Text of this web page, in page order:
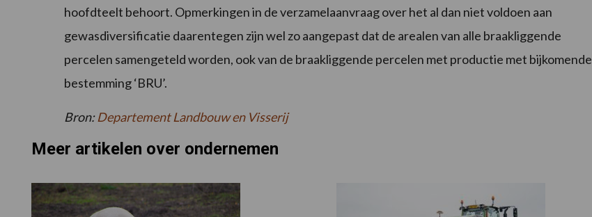
hoofdteelt behoort. Opmerkingen in de verzamelaanvraag over het al dan niet voldoen aan
gewasdiversificatie daarentegen zijn wel zo aangepast dat de arealen van alle braakliggende
percelen samengeteld worden, ook van de braakliggende percelen met productie met bijkomende
bestemming ‘BRU’.
Bron:Departement Landbouw en Visserij
Meer artikelen over ondernemen